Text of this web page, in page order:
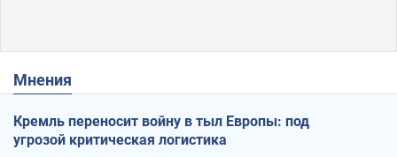
Мнения
Кремль переносит войну в тыл Европы: под
угрозой критическая логистика